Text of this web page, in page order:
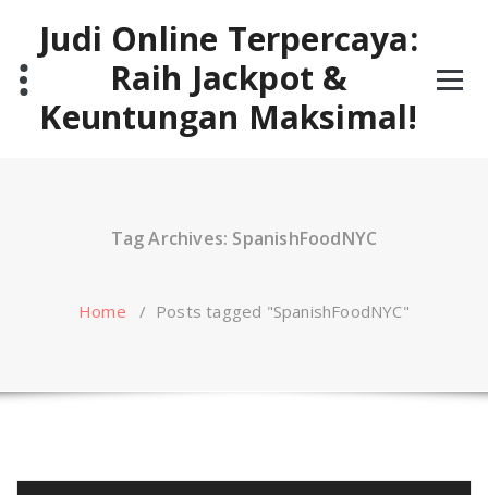
contentJudi Online Terpercaya:
Raih Jackpot &
Keuntungan Maksimal!
Tag Archives: SpanishFoodNYC
Home / Posts tagged "SpanishFoodNYC"